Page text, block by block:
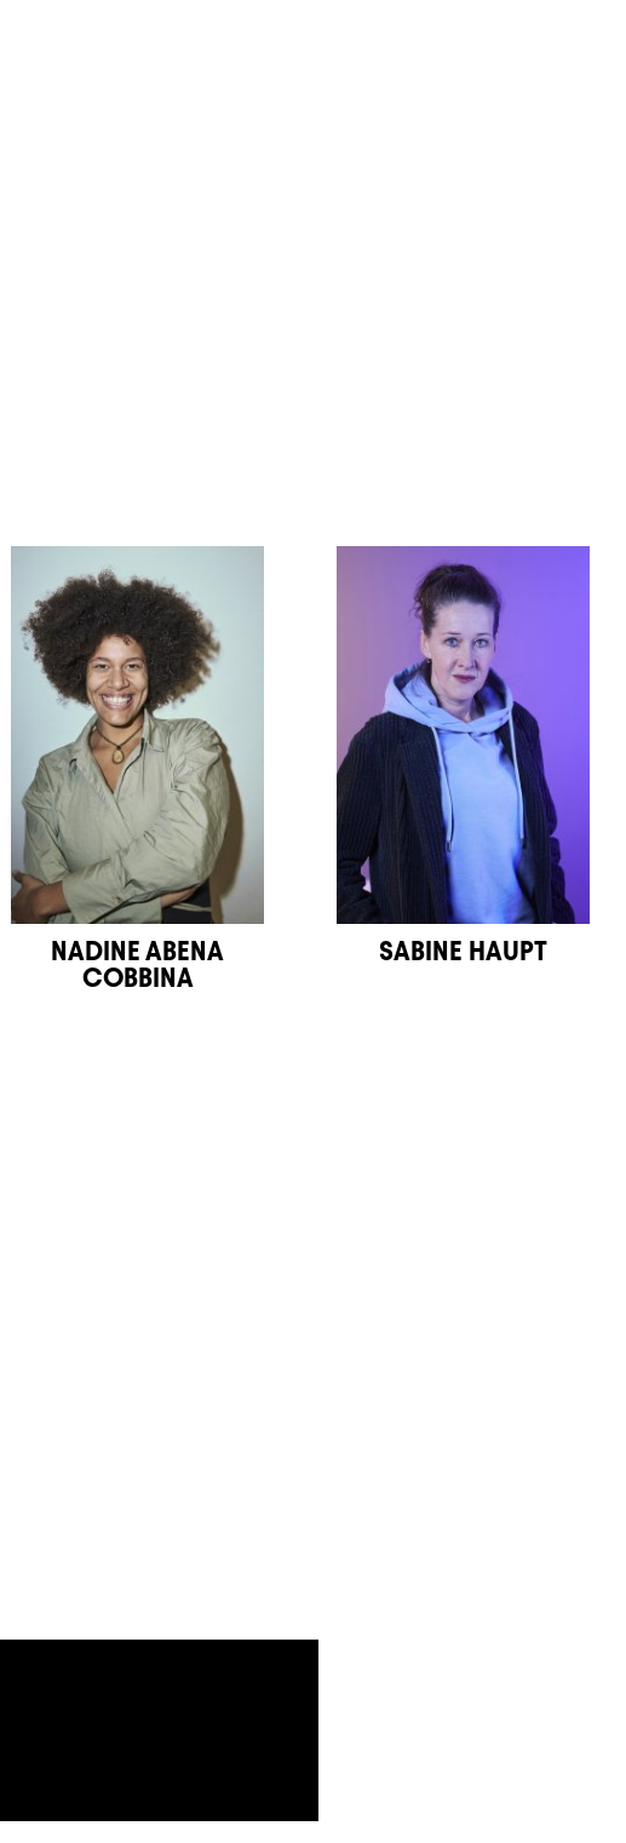
NADINE ABENA
COBBINA
SABINE HAUPT